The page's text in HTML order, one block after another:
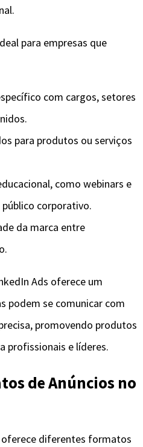
para empresas que
com cargos, setores
para produtos ou serviços
como webinars e
corporativo.
da marca entre
Ads oferece um
podem se comunicar com
promovendo produtos
profissionais e líderes.
de Anúncios no
diferentes formatos